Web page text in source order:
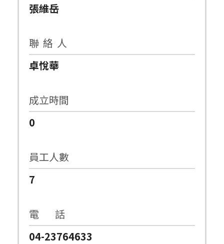
張維岳
聯 絡 人
卓悅華
成立時間
0
員工人數
7
電 話
04-23764633